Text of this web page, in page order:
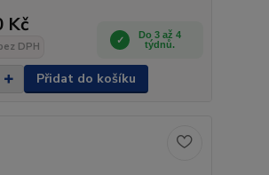
Kč
DPH
Do 3 až 4
týdnů.
Přidat do košíku